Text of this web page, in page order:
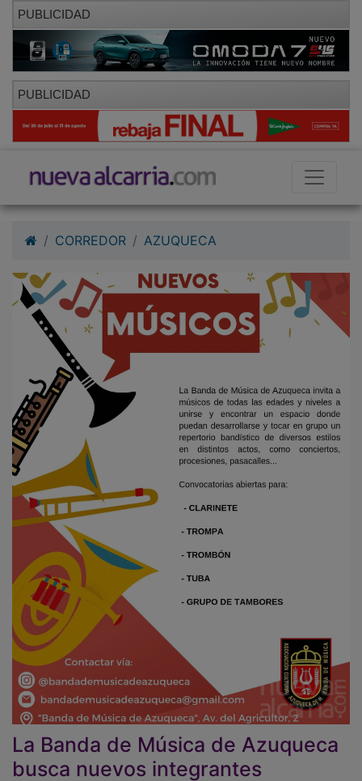
PUBLICIDAD
PUBLICIDAD
La Banda de Música de Azuqueca
busca nuevos integrantes